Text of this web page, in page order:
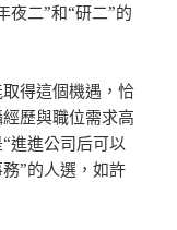
夜二”和“研二”的
得這個機遇，恰
歷與職位需求高
進進公司后可以
”的人選，如許